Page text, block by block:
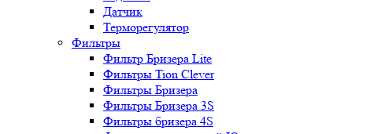
Датчик
Терморегулятор
Фильтры
Фильтр Бризера Lite
Фильтры Tion Clever
Фильтры Бризера
Фильтры Бризера 3S
Фильтры бризера 4S